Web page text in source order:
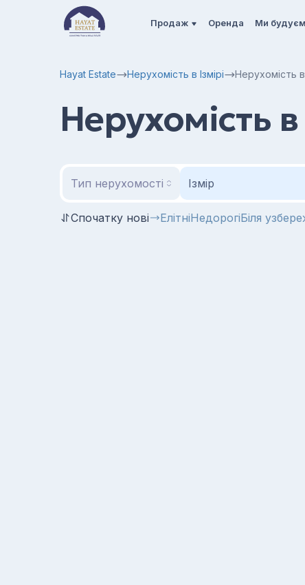
Продаж Оренда Ми
Hayat Estate Нерухомість в Ізмірі Нерухомість в
Нерухомість в
Тип нерухомості Ізмір
Спочатку нові ЕлітніНедорогіБіля